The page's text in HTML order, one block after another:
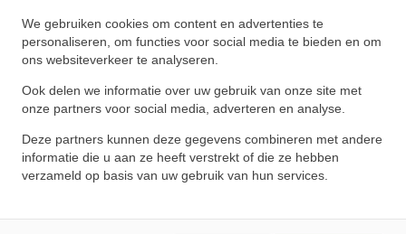
We gebruiken cookies om content en advertenties te
personaliseren, om functies voor social media te bieden en om
ons websiteverkeer te analyseren.
Ook delen we informatie over uw gebruik van onze site met
onze partners voor social media, adverteren en analyse.
Deze partners kunnen deze gegevens combineren met andere
informatie die u aan ze heeft verstrekt of die ze hebben
verzameld op basis van uw gebruik van hun services.
INA Insert Lager GE50 KRR B
(50x90x62.8mm)
★★★★★
★★★★★
Schrijf een review!